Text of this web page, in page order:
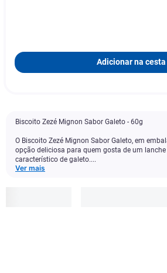
Adicionar na cesta
Biscoito Zezé Mignon Sabor Galeto - 60g
O Biscoito Zezé Mignon Sabor Galeto, em
opção deliciosa para quem gosta de um
característico de galeto....
Ver mais